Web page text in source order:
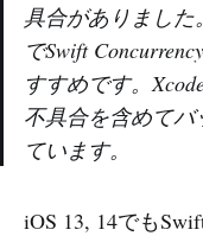
具合がありました
でSwift
すすめです。
不具合を含めて
ています。
iOS 13, 14でも